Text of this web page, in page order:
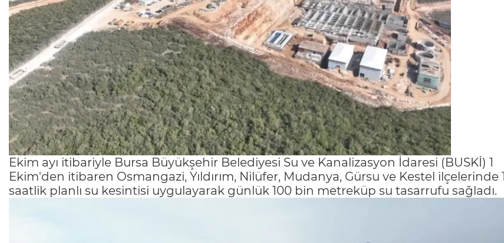
Ekim ayı itibariyle Bursa Büyükşehir Belediyesi Su ve Kanalizasyon İdaresi (BUSKİ) 1
Ekim'den itibaren Osmangazi, Yıldırım, Nilüfer, Mudanya, Gürsu ve Kestel ilçelerinde
saatlik planlı su kesintisi uygulayarak günlük 100 bin metreküp su tasarrufu sağladı.